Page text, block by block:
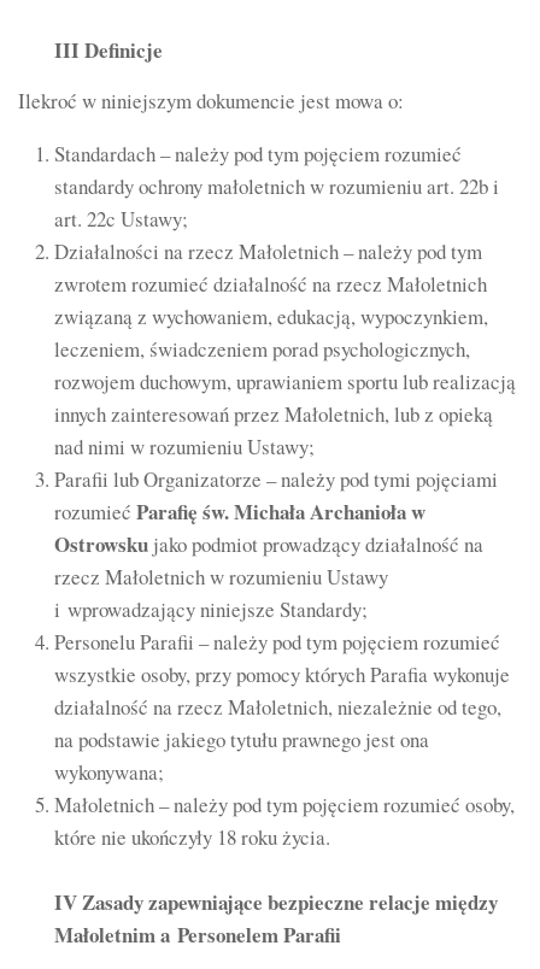
III Definicje
Ilekroć w niniejszym dokumencie jest mowa o:
Standardach – należy pod tym pojęciem rozumieć
standardy ochrony małoletnich w rozumieniu art. 22b i
art. 22c Ustawy;
Działalności na rzecz Małoletnich – należy pod tym
zwrotem rozumieć działalność na rzecz Małoletnich
związaną z wychowaniem, edukacją, wypoczynkiem,
leczeniem, świadczeniem porad psychologicznych,
rozwojem duchowym, uprawianiem sportu lub realizacją
innych zainteresowań przez Małoletnich, lub z opieką
nad nimi w rozumieniu Ustawy;
Parafii lub Organizatorze – należy pod tymi pojęciami
rozumieć Parafię św. Michała Archanioła w
Ostrowsku jako podmiot prowadzący działalność na
rzecz Małoletnich w rozumieniu Ustawy
i wprowadzający niniejsze Standardy;
Personelu Parafii – należy pod tym pojęciem rozumieć
wszystkie osoby, przy pomocy których Parafia wykonuje
działalność na rzecz Małoletnich, niezależnie od tego,
na podstawie jakiego tytułu prawnego jest ona
wykonywana;
Małoletnich – należy pod tym pojęciem rozumieć osoby,
które nie ukończyły 18 roku życia.
IV Zasady zapewniające bezpieczne relacje między
Małoletnim a Personelem Parafii